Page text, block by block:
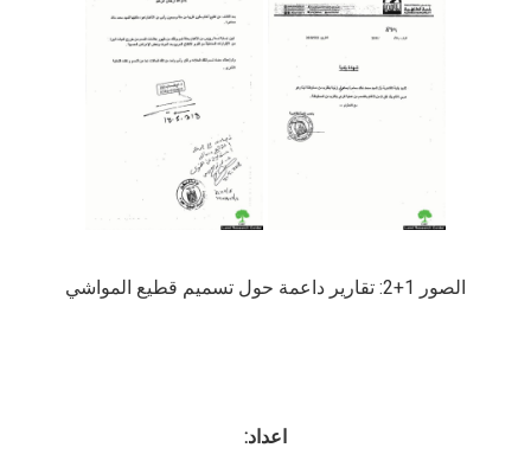
الصور 1+2: تقارير داعمة حول تسميم قطيع المواشي
اعداد: